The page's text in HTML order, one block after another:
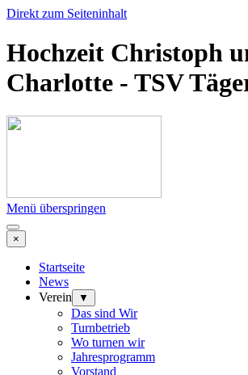
Direkt zum Seiteninhalt
Hochzeit Christoph
Charlotte - TSV
Menü überspringen
×
Startseite
News
Verein
▼
Das sind Wir
Turnbetrieb
Wo turnen wir
Jahresprogramm
Vorstand